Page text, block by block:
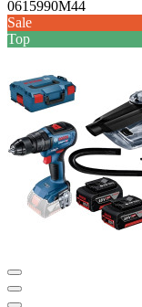
0615990M44
Sale
Top